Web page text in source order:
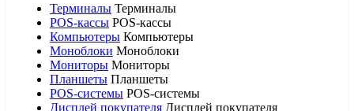
Терминалы Терминалы
POS-кассы POS-кассы
Компьютеры Компьютеры
Моноблоки Моноблоки
Мониторы Мониторы
Планшеты Планшеты
POS-системы POS-системы
Дисплей покупателя Дисплей покупателя